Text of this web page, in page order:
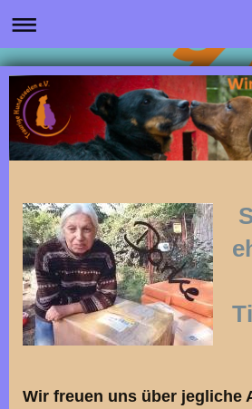
Wir freuen uns über jegliche